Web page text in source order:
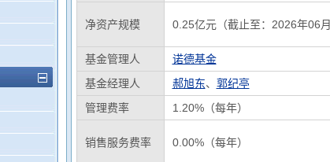
净资产规模 0.25亿元（截止至：2026年06月
基金管理人
诺德基金
基金经理人
郝旭东、 郭纪亭
管理费率
1.20%（每年）
销售服务费率 0.00%（每年）